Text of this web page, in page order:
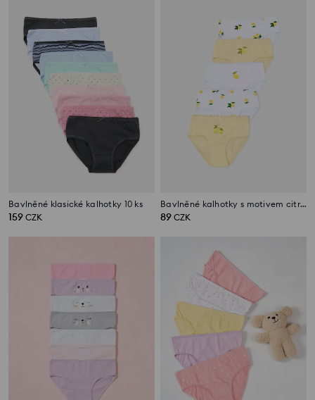
Bavlněné klasické kalhotky 10 ks
159 CZK
Bavlněné kalhotky s motivem citronů 5 pack
89 CZK